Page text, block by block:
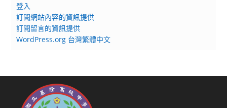
登入
訂閱網站內容的資訊提供
訂閱留言的資訊提供
WordPress.org 台灣繁體中文